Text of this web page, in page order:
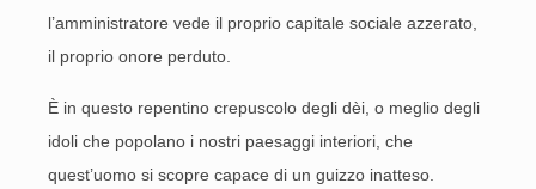
l’amministratore vede il proprio capitale sociale azzerato,
il proprio onore perduto.
È in questo repentino crepuscolo degli dèi, o meglio degli
idoli che popolano i nostri paesaggi interiori, che
quest’uomo si scopre capace di un guizzo inatteso.